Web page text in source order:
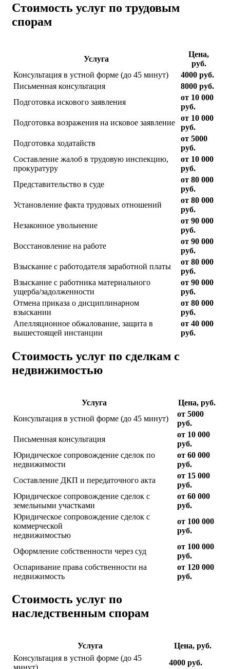
Стоимость услуг по трудовым
спорам
Услуга
Цена,
руб.
Консультация в устной форме (до 45 минут)
4000 руб.
Письменная консультация
8000 руб.
Подготовка искового заявления
от 10 000
руб.
Подготовка возражения на исковое заявление
от 10 000
руб.
Подготовка ходатайств
от 5000
руб.
Составление жалоб в трудовую инспекцию,
прокуратуру
от 10 000
руб.
Представительство в суде
от 80 000
руб.
Установление факта трудовых отношений
от 80 000
руб.
Незаконное увольнение
от 90 000
руб.
Восстановление на работе
от 90 000
руб.
Взыскание с работодателя заработной платы
от 80 000
руб.
Взыскание с работника материального
ущерба/задолженности
от 90 000
руб.
Отмена приказа о дисциплинарном
взыскании
от 80 000
руб.
Апелляционное обжалование, защита в
вышестоящей инстанции
от 40 000
руб.
Стоимость услуг по сделкам с
недвижимостью
Услуга
Цена, руб.
Консультация в устной форме (до 45 минут)
от 5000
руб.
Письменная консультация
от 10 000
руб.
Юридическое сопровождение сделок по
недвижимости
от 60 000
руб.
Составление ДКП и передаточного акта
от 15 000
руб.
Юридическое сопровождение сделок с
земельными участками
от 60 000
руб.
Юридическое сопровождение сделок с
коммерческой
недвижимостью
от 100 000
руб.
Оформление собственности через суд
от 100 000
руб.
Оспаривание права собственности на
недвижимость
от 120 000
руб.
Стоимость услуг по
наследственным спорам
Услуга
Цена, руб.
Консультация в устной форме (до 45
4000 руб.